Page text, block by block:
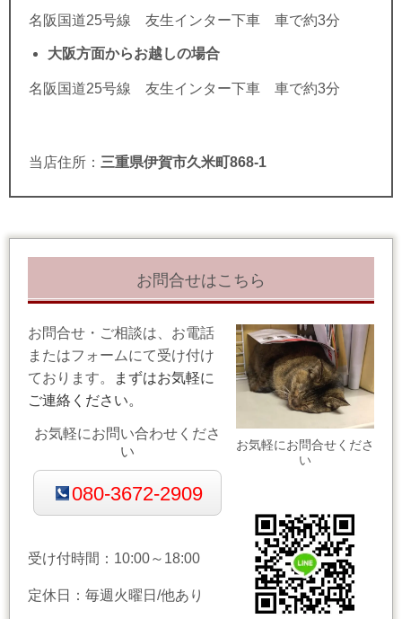
名阪国道25号線 友生インター下車 車で約3分
大阪方面からお越しの場合
名阪国道25号線 友生インター下車 車で約3分
当店住所： 三重県伊賀市久米町868-1
お問合せはこちら
お気軽にお問合せくださ
い
お問合せ・ご相談は、お電話
またはフォームにて受け付け
ております。
まずはお気軽に
ご連絡ください。
お気軽にお問い合わせくださ
い
080-3672-2909
受け付時間：10:00～18:00
定休日：毎週火曜日/他あり